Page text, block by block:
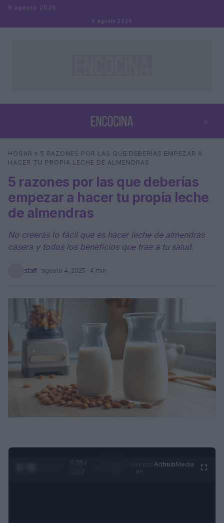
Saltar al contenido
9 agosto 2026
9 agosto 2026
⌕
Buscar ⌕
HOGAR » 5 RAZONES POR LAS QUE DEBERÍAS EMPEZAR A
HACER TU PROPIA LECHE DE ALMENDRAS
5 razones por las que deberías
empezar a hacer tu propia leche
de almendras
No creerás lo fácil que es hacer leche de almendras
casera y todos los beneficios que trae a tu salud.
staff · agosto 4, 2025 · 4 min
0:29 /
AdhubMedia